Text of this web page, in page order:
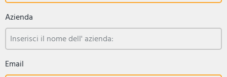
Azienda
Inserisci il nome dell' azienda:
Email